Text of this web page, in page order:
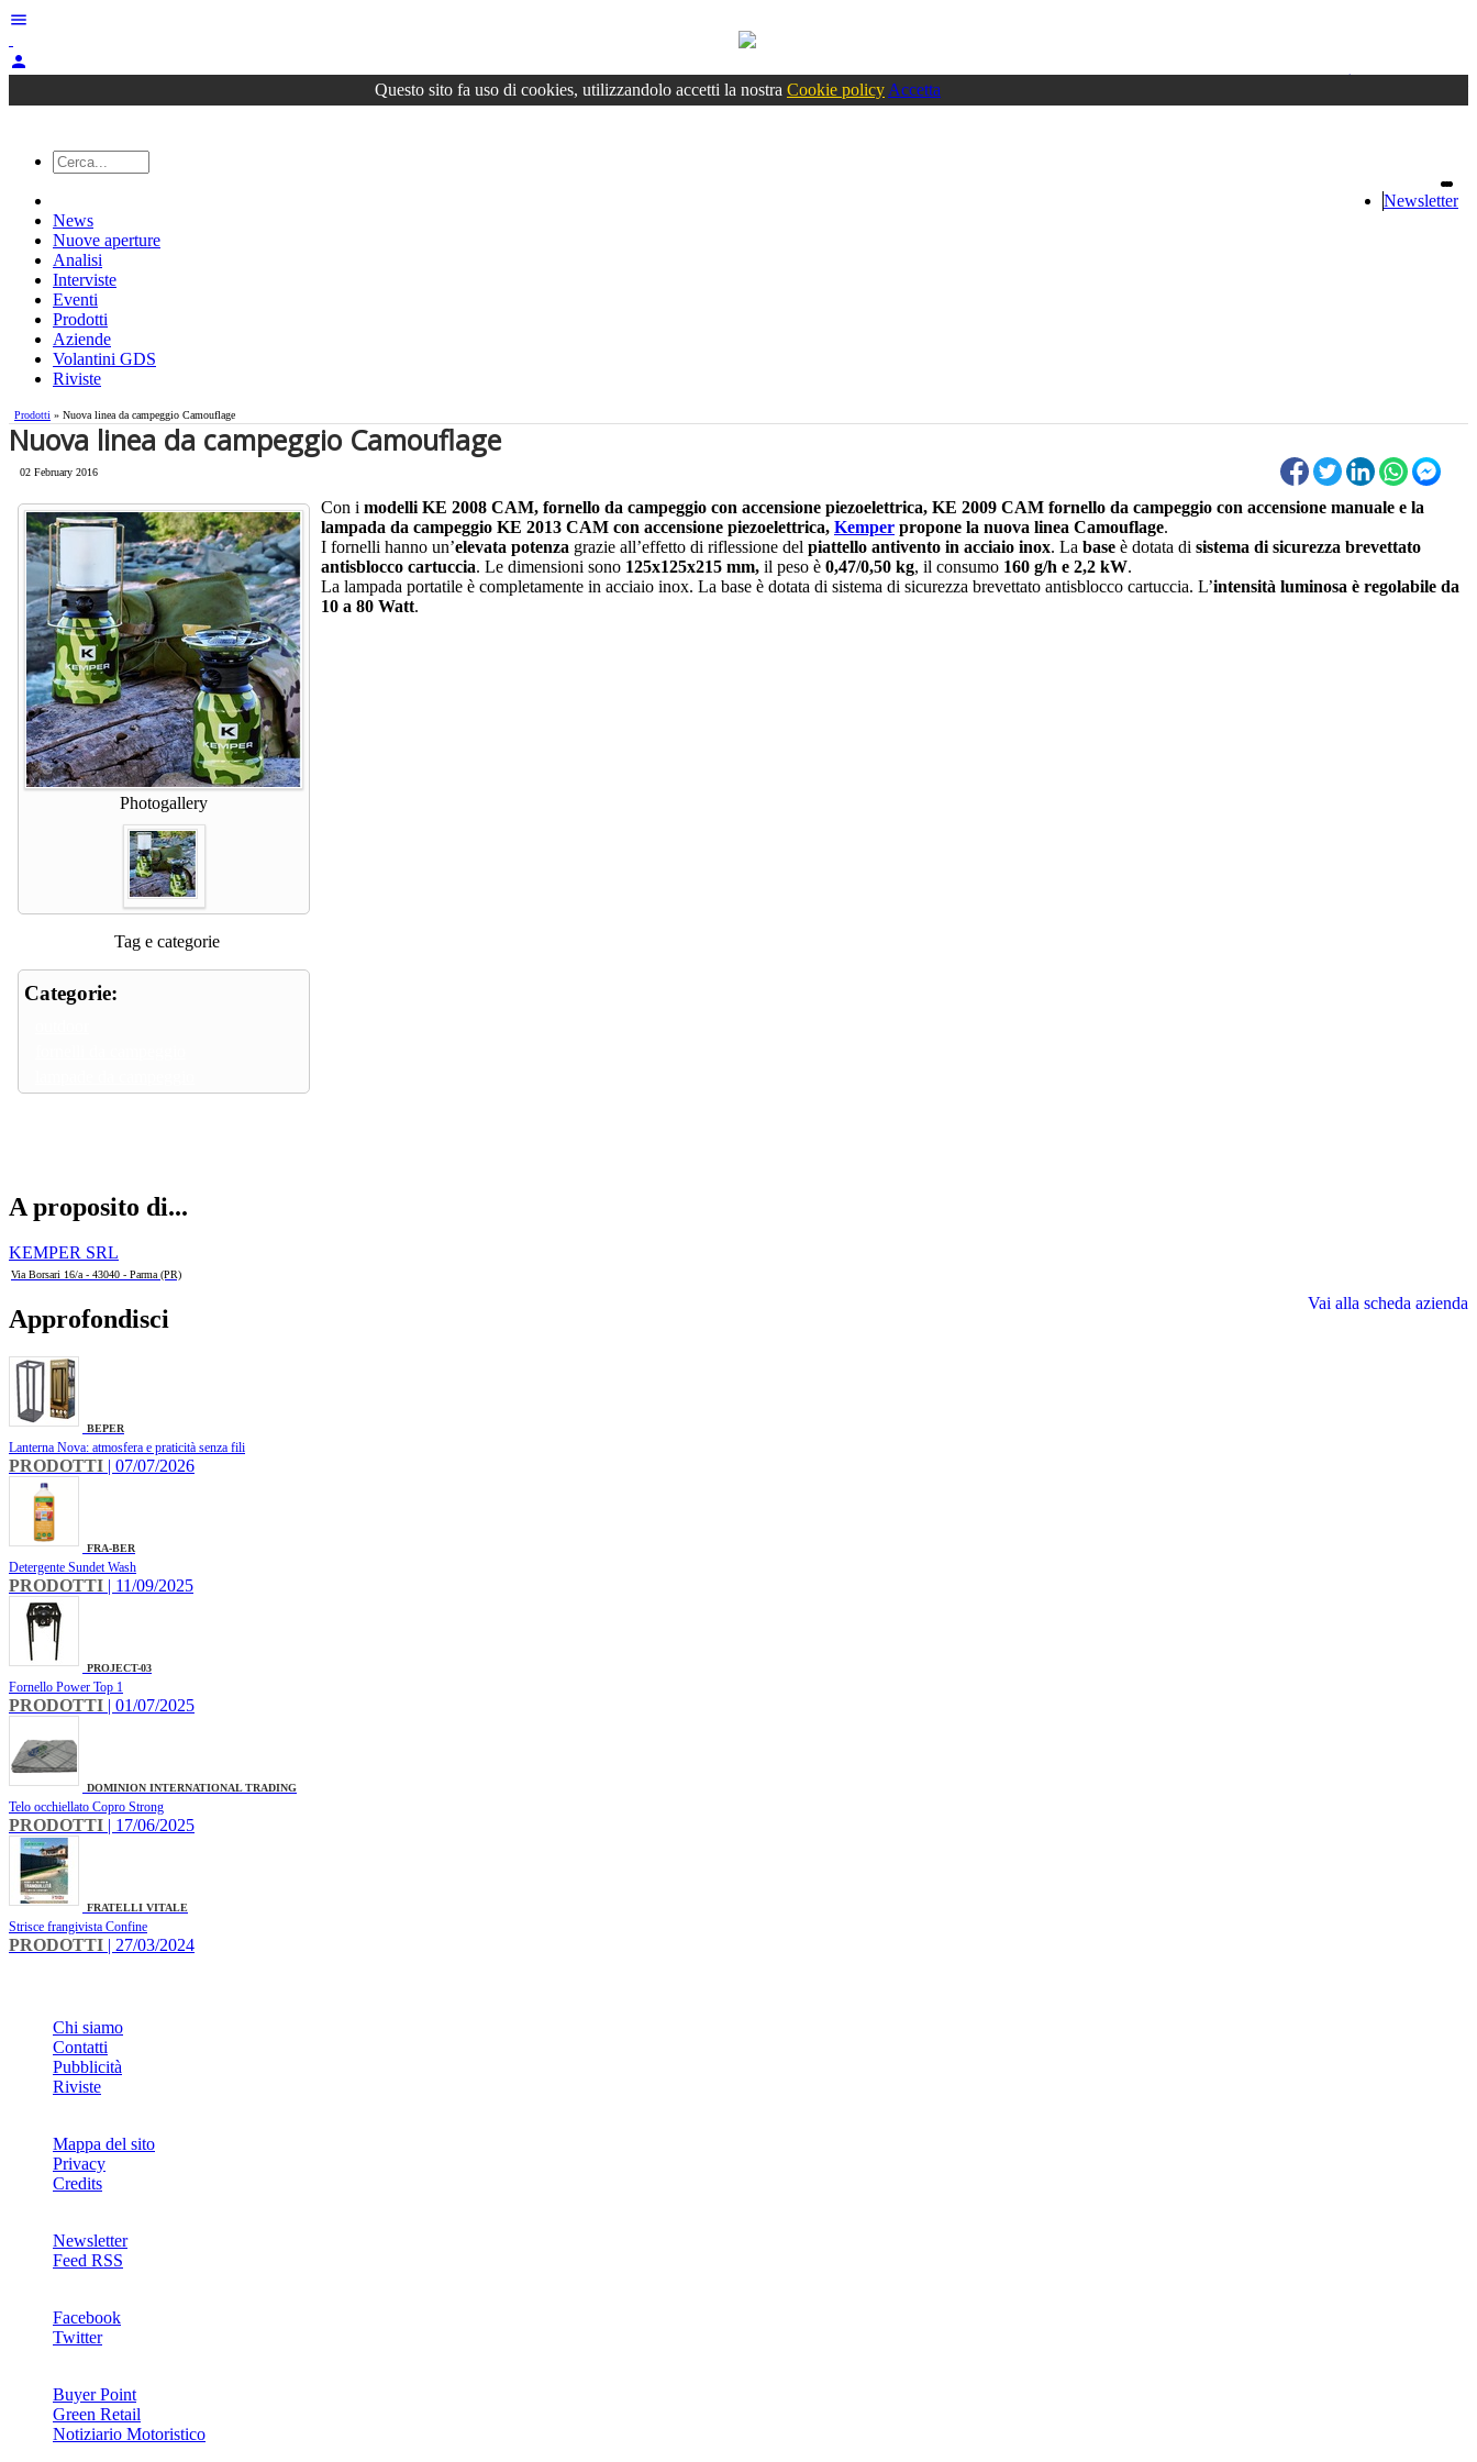
menu
person
Accedioppure registrati
Questo sito fa uso di cookies, utilizzandolo accetti la nostra Cookie policy Accetta
Newsletter
News
Nuove aperture
Analisi
Interviste
Eventi
Prodotti
Aziende
Volantini GDS
Riviste
Prodotti » Nuova linea da campeggio Camouflage
Nuova linea da campeggio Camouflage
02 February 2016
Photogallery
Tag e categorie
Categorie:
Con i modelli KE 2008 CAM, fornello da campeggio con accensione piezoelettrica, KE 2009 CAM fornello da campeggio con accensione manuale e la
lampada da campeggio KE 2013 CAM con accensione piezoelettrica, Kemper propone la nuova linea Camouflage.
I fornelli hanno un’elevata potenza grazie all’effetto di riflessione del piattello antivento in acciaio inox. La base è dotata di sistema di sicurezza brevettato
antisblocco cartuccia. Le dimensioni sono 125x125x215 mm, il peso è 0,47/0,50 kg, il consumo 160 g/h e 2,2 kW.
La lampada portatile è completamente in acciaio inox. La base è dotata di sistema di sicurezza brevettato antisblocco cartuccia. L’intensità luminosa è regolabile da
10 a 80 Watt.
A proposito di...
KEMPER SRL
Via Borsari 16/a - 43040 - Parma (PR)
Vai alla scheda azienda
Approfondisci
BEPER
Lanterna Nova: atmosfera e praticità senza fili
PRODOTTI | 07/07/2026
FRA-BER
Detergente Sundet Wash
PRODOTTI | 11/09/2025
PROJECT-03
Fornello Power Top 1
PRODOTTI | 01/07/2025
DOMINION INTERNATIONAL TRADING
Telo occhiellato Copro Strong
PRODOTTI | 17/06/2025
FRATELLI VITALE
Strisce frangivista Confine
PRODOTTI | 27/03/2024
Chi siamo
Contatti
Pubblicità
Riviste
Mappa del sito
Privacy
Credits
Newsletter
Feed RSS
Facebook
Twitter
Buyer Point
Green Retail
Notiziario Motoristico